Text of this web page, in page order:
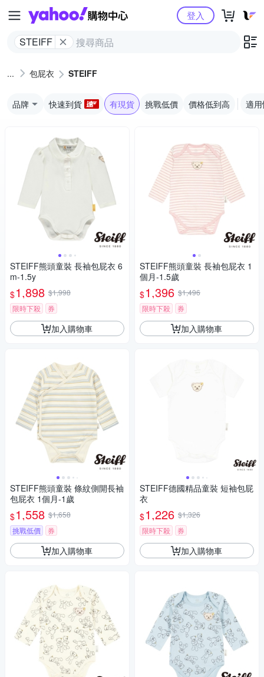
Yahoo購物中心
STEIFF
登入
包屁衣 STEIFF
品牌 快速到貨 有現貨 挑戰低價 價格低到高 適
STEIFF熊頭童裝 長袖包屁衣 6
m-1.5y
$1,898 $1,998
限時下殺
券
加入購物車
STEIFF熊頭童裝 條紋側開長袖
包屁衣 1個月-1歲
$1,558 $1,658
挑戰低價
券
加入購物車
STEIFF熊頭童裝 長袖包屁衣 1
個月-1.5歲
$1,396 $1,496
限時下殺
券
加入購物車
STEIFF德國精品童裝 短袖包屁
衣
$1,226 $1,326
限時下殺
券
加入購物車